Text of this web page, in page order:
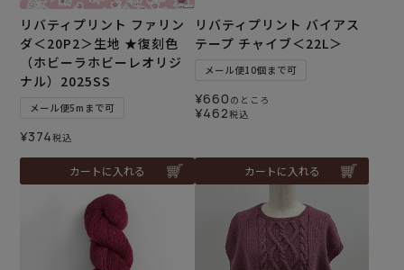
リバティプリント ファリン
ダ＜20P2＞生地 ★復刻色
（ホビーラホビーレオリジ
ナル）2025SS
メール便5mまで可
¥374税込
カートに入れる
リバティプリント バイアス
テープ チャイブ＜22L＞
メール便10個まで可
¥660 のところ
¥462税込
カートに入れる